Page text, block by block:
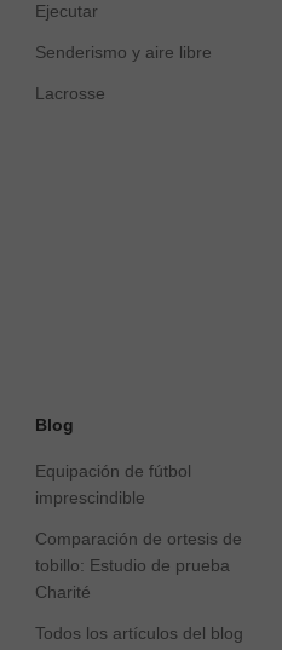
Ejecutar
Senderismo y aire libre
Lacrosse
Blog
Equipación de fútbol
imprescindible
Comparación de ortesis de
tobillo: Estudio de prueba
Charité
Todos los artículos del blog